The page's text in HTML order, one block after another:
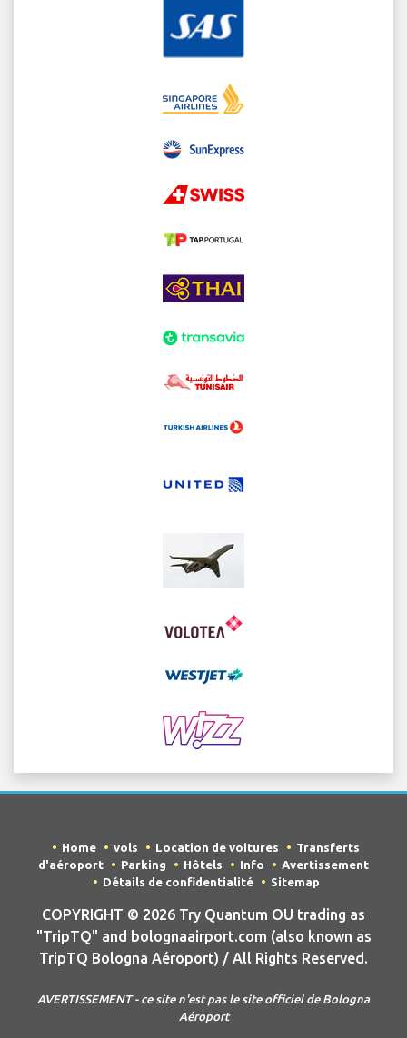
Home vols Location de voitures
Transferts
d'aéroport
Parking Hôtels Info
Avertissement
Détails de confidentialité
Sitemap
COPYRIGHT © 2026 Try Quantum OU trading as
"TripTQ" and bolognaairport.com (also known as
TripTQ Bologna Aéroport) / All Rights Reserved.
AVERTISSEMENT - ce site n'est pas le site officiel de Bologna
Aéroport